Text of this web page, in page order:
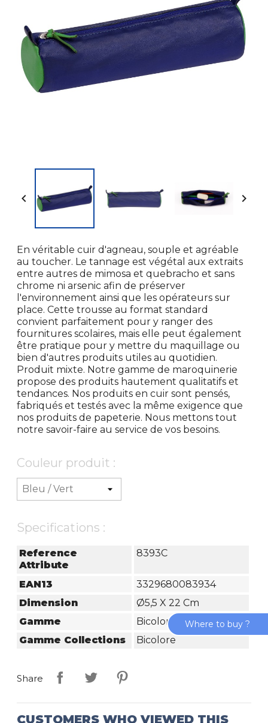
 
En véritable cuir d'agneau, souple et agréable
au toucher. Le tannage est végétal aux extraits
entre autres de mimosa et quebracho et sans
chrome ni arsenic afin de préserver
l'environnement ainsi que les opérateurs sur
place. Cette trousse au format standard
convient parfaitement pour y ranger des
fournitures scolaires, mais elle peut également
être pratique pour y mettre du maquillage ou
bien d'autres produits utiles au quotidien.
Produit mixte. Notre gamme de maroquinerie
propose des produits hautement qualitatifs et
tendances. Nos produits en cuir sont pensés,
fabriqués et testés avec la même exigence que
nos produits de papeterie. Nous mettons tout
notre savoir-faire au service de vos besoins.
Couleur produit :
Specifications :
Reference
Attribute
8393C
EAN13
3329680083934
Dimension
Ø5,5 X 22 Cm
Gamme
Bicolore
Gamme Collections
Bicolore
Share
CUSTOMERS WHO VIEWED THIS
Where to buy ?